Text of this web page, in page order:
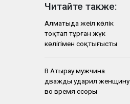
Читайте также:
Алматыда жеңіл көлік
тоқтап тұрған жүк
көлігімен соқтығысты
В Атырау мужчина
дважды ударил женщину
во время ссоры